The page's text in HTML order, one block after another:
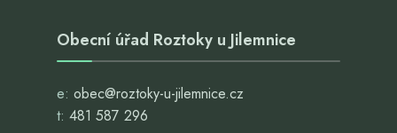
Obecní úřad Roztoky u Jilemnice
e: obec@roztoky-u-jilemnice.cz
t: 481 587 296